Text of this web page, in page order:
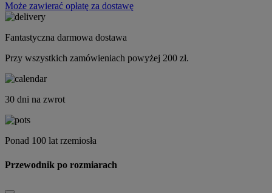
Może zawierać opłatę za dostawę
Fantastyczna darmowa dostawa
Przy wszystkich zamówieniach powyżej 200 zł.
30 dni na zwrot
Ponad 100 lat rzemiosła
Przewodnik po rozmiarach